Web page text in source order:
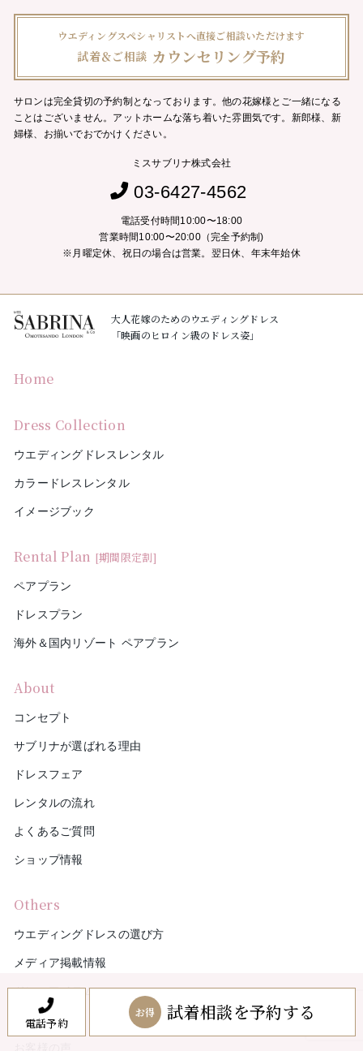
電話予約
お得 試着相談を予約する
ウエディングスペシャリストへ直接ご相談いただけます
試着＆ご相談 カウンセリング予約
サロンは完全貸切の予約制となっております。他の花嫁様とご一緒になる
ことはございません。 アットホームな落ち着いた雰囲気です。新郎様、新
婦様、お揃いでおでかけください。
ミスサブリナ株式会社
03-6427-4562
電話受付時間10:00〜18:00
営業時間10:00〜20:00（完全予約制)
※月曜定休、祝日の場合は営業。翌日休、年末年始休
大人花嫁のためのウエディングドレス
「映画のヒロイン級のドレス姿」
Home
Dress Collection
ウエディングドレスレンタル
カラードレスレンタル
イメージブック
Rental Plan [期間限定割]
ペアプラン
ドレスプラン
海外＆国内リゾート ペアプラン
About
コンセプト
サブリナが選ばれる理由
ドレスフェア
レンタルの流れ
よくあるご質問
ショップ情報
Others
ウエディングドレスの選び方
メディア掲載情報
ドレスアイテム
ご利用実績